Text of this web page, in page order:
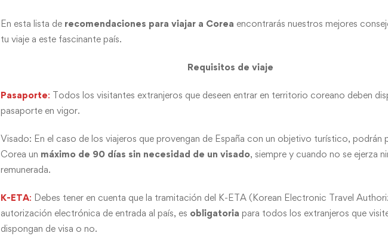
En esta lista de recomendaciones para viajar a Corea encontrarás nuestros mejores
tu viaje a este fascinante país.
Requisitos de viaje
Pasaporte: Todos los visitantes extranjeros que deseen entrar en territorio coreano deben
pasaporte en vigor.
Visado: En el caso de los viajeros que provengan de España con un objetivo turístico, podrán
Corea un máximo de 90 días sin necesidad de un visado, siempre y cuando no se ejerza
remunerada.
K-ETA: Debes tener en cuenta que la tramitación del K-ETA (Korean Electronic Travel
autorización electrónica de entrada al país, es obligatoria para todos los extranjeros que
dispongan de visa o no.